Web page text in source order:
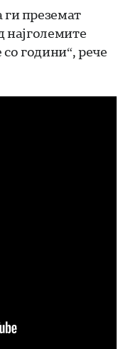
ги преземат
најголемите
години“, рече